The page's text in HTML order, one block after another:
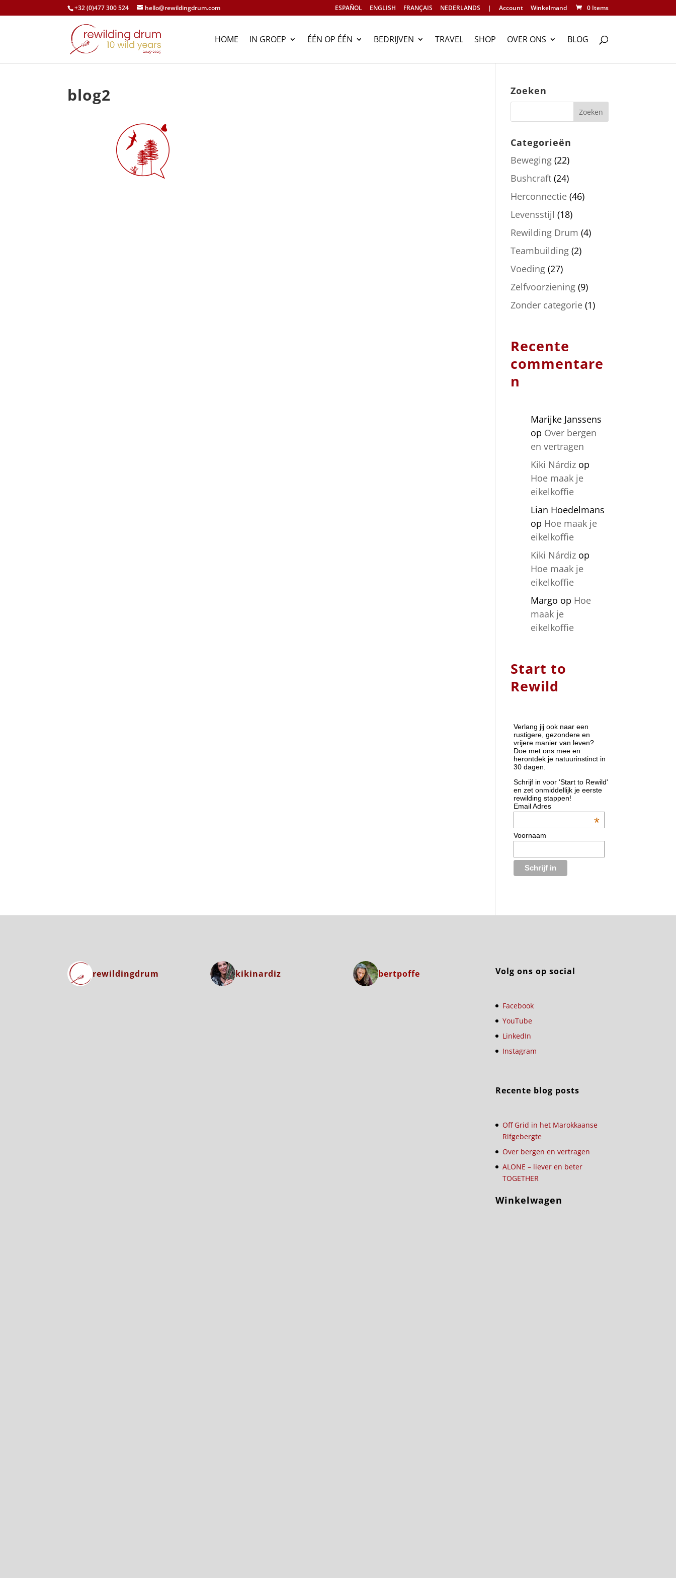
+32 (0)477 300 524 hello@rewildingdrum.com ESPAÑOL ENGLISH FRANÇAIS NEDERLANDS | Account Winkelmand 0 Items
HOME IN GROEP ÉÉN OP ÉÉN BEDRIJVEN TRAVEL SHOP OVER ONS BLOG
blog2 Zoeken
Categorieën
Beweging (22)
Bushcraft (24)
Herconnectie (46)
Levensstijl (18)
Rewilding Drum (4)
Teambuilding (2)
Voeding (27)
Zelfvoorziening (9)
Zonder categorie (1)
Recente
commentare
n
Marijke Janssens
op Over bergen
en vertragen
Kiki Nárdiz op
Hoe maak je
eikelkoffie
Lian Hoedelmans
op Hoe maak je
eikelkoffie
Kiki Nárdiz op
Hoe maak je
eikelkoffie
Margo op Hoe
maak je
eikelkoffie
Start to
Rewild
Verlang jij ook naar een
rustigere, gezondere en
vrijere manier van leven?
Doe met ons mee en
herontdek je natuurinstinct in
30 dagen.
Schrijf in voor 'Start to Rewild'
en zet onmiddellijk je eerste
rewilding stappen!
Email Adres
*
Voornaam
rewildingdrum kikinardiz bertpoffe Volg ons op social
Facebook
YouTube
LinkedIn
Instagram
Recente blog posts
Off Grid in het Marokkaanse
Rifgebergte
Over bergen en vertragen
ALONE – liever en beter
TOGETHER
Winkelwagen